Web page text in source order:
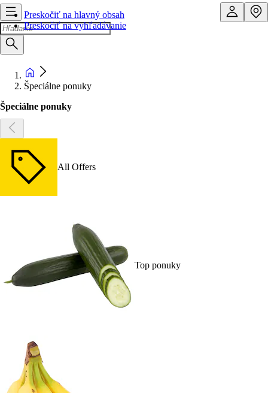
Preskočiť na hlavný obsah
Preskočiť na vyhľadávanie
Špeciálne ponuky
Špeciálne ponuky
All Offers
Top ponuky